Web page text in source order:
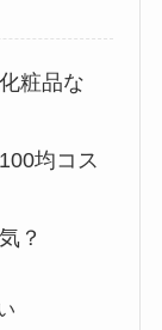
粧品な
均コス
？